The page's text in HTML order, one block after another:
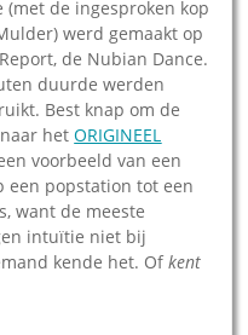
de ingesproken kop
werd gemaakt op
de Nubian Dance.
duurde werden
Best knap om de
naar hetORIGINEEL
voorbeeld van een
een popstation tot een
want de meeste
intuïtie niet bij
kende het. Ofkent